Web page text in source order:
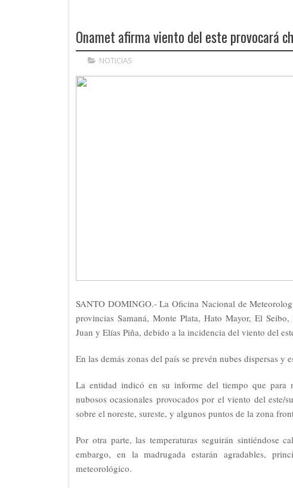
Onamet afirma viento del este provocará
NOTICIAS
SANTO DOMINGO.- La Oficina Nacional de
provincias Samaná, Monte Plata, Hato Mayor, El
Juan y Elías Piña, debido a la incidencia del viento del
En las demás zonas del país se prevén nubes dispersas y
La entidad indicó en su informe del tiempo que para
nubosos ocasionales provocados por el viento del este/
sobre el noreste, sureste, y algunos puntos de la zona
Por otra parte, las temperaturas seguirán sintiéndose
embargo, en la madrugada estarán agradables,
meteorológico.